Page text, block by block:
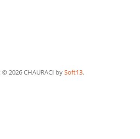
© 2026 CHAURACI bySoft13.